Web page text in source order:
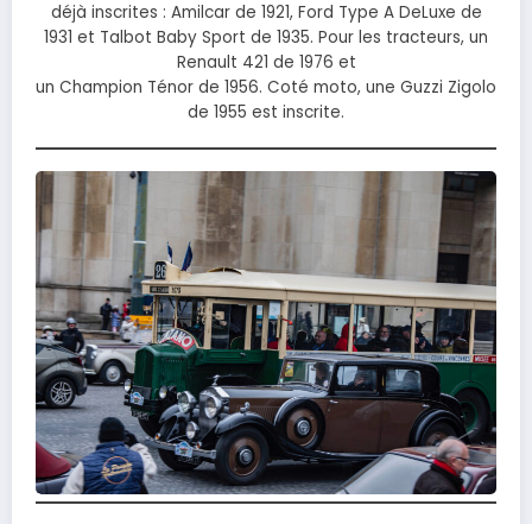
déjà inscrites : Amilcar de 1921, Ford Type A DeLuxe de
1931 et Talbot Baby Sport de 1935. Pour les tracteurs, un
Renault 421 de 1976 et
un Champion Ténor de 1956. Coté moto, une Guzzi Zigolo
de 1955 est inscrite.